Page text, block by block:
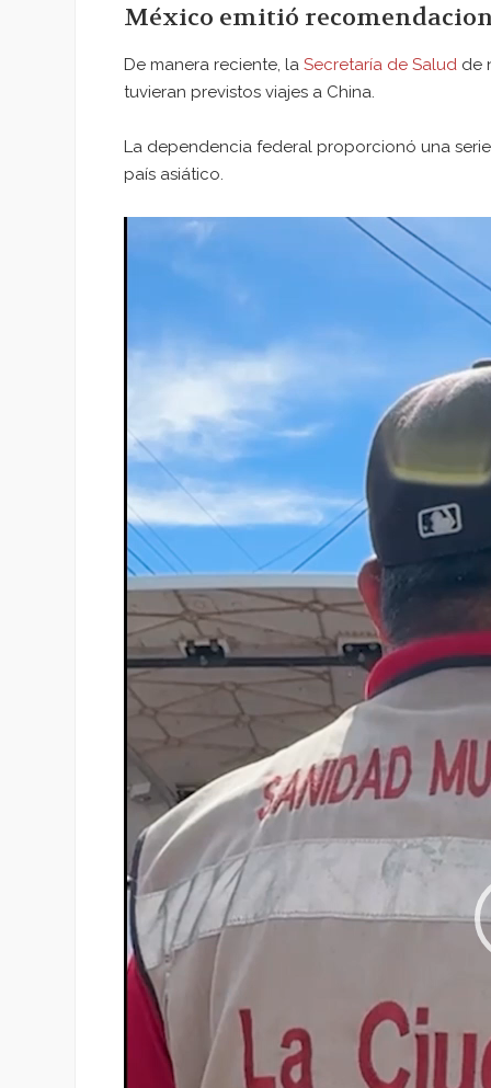
México emitió
De manera reciente, la Secretaría de Salud de
tuvieran previstos viajes a China.
La dependencia federal proporcionó una
país asiático.
Reproductor